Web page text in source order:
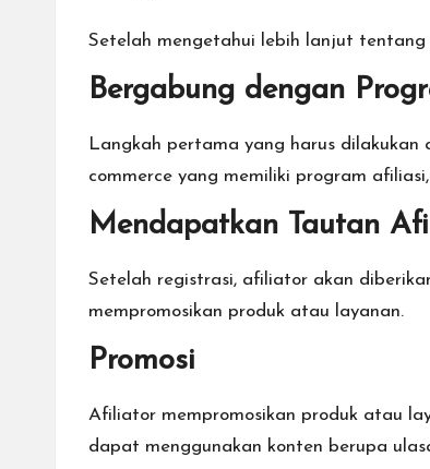
Setelah mengetahui lebih lanjut
Bergabung dengan
Langkah pertama yang harus
commerce yang memiliki program
Mendapatkan Tautan
Setelah registrasi, afiliator akan
mempromosikan produk atau layanan.
Promosi
Afiliator mempromosikan produk atau
dapat menggunakan konten berupa